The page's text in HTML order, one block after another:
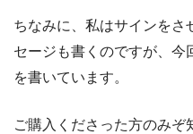
ちなみに、私はサインをさ
セージも書くのですが、今
を書いています。
ご購入くださった方のみ